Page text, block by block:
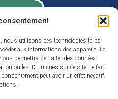
nous utilisons des technologies telles
aux informations des appareils. Le
permettra de traiter des données
ou les ID uniques sur ce site. Le fait
peut avoir un effet négatif